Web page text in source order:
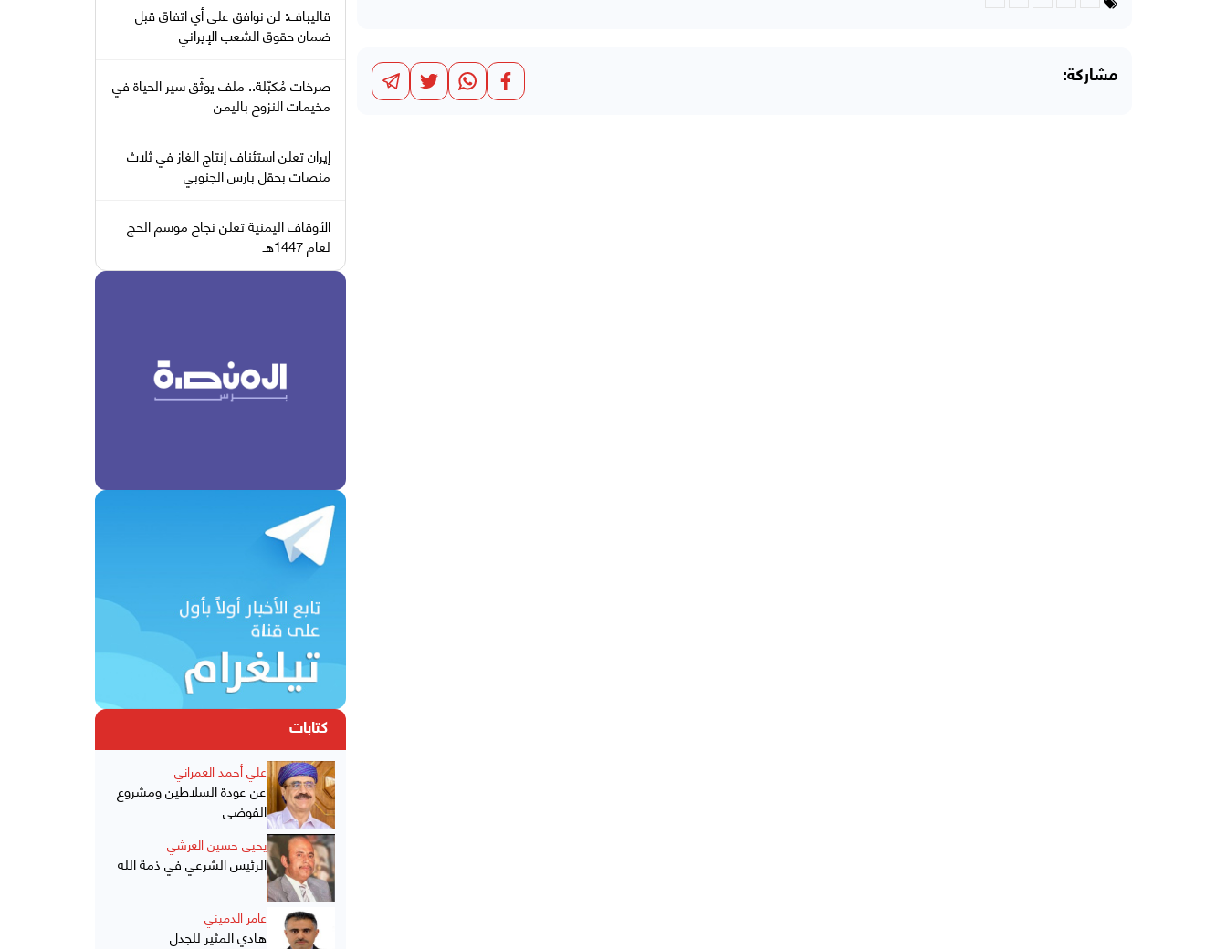
مشاركة:
قاليباف: لن نوافق على أي اتفاق قبل
ضمان حقوق الشعب الإيراني
صرخات مُكبّلة.. ملف يوثّق سير الحياة في
مخيمات النزوح باليمن
إيران تعلن استئناف إنتاج الغاز في ثلاث
منصات بحقل بارس الجنوبي
الأوقاف اليمنية تعلن نجاح موسم الحج
لعام 1447هـ
كتابات
علي أحمد العمراني
عن عودة السلاطين ومشروع
الفوضى
يحيى حسين العرشي
الرئيس الشرعي في ذمة الله
عامر الدميني
هادي المثير للجدل